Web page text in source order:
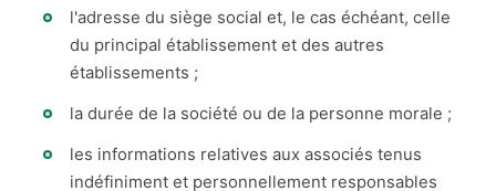
l'adresse du siège social et, le cas échéant, celle
du principal établissement et des autres
établissements ;
la durée de la société ou de la personne morale ;
les informations relatives aux associés tenus
indéfiniment et personnellement responsables